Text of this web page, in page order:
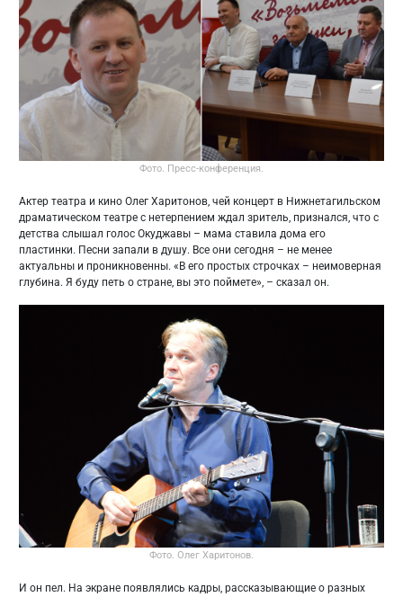
Фото. Пресс-конференция.
Актер театра и кино Олег Харитонов, чей концерт в Нижнетагильском
драматическом театре с нетерпением ждал зритель, признался, что с
детства слышал голос Окуджавы – мама ставила дома его
пластинки. Песни запали в душу. Все они сегодня – не менее
актуальны и проникновенны. «В его простых строчках – неимоверная
глубина. Я буду петь о стране, вы это поймете», – сказал он.
Фото. Олег Харитонов.
И он пел. На экране появлялись кадры, рассказывающие о разных